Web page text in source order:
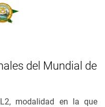
del Mundial de
modalidad en la que